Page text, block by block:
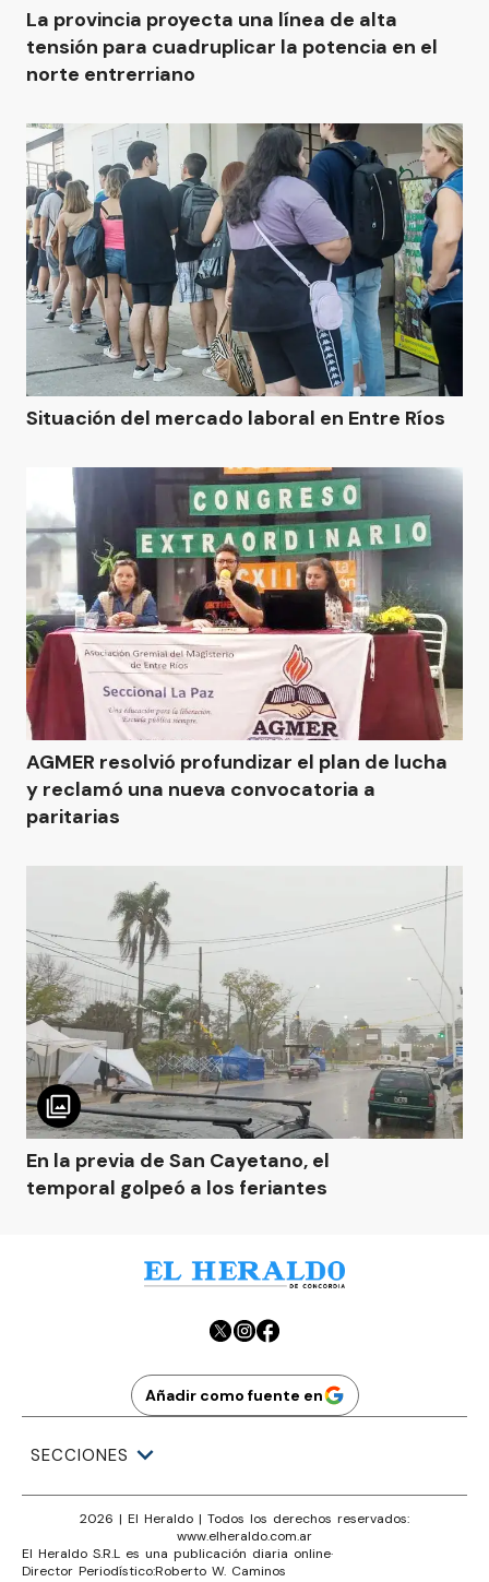
La provincia proyecta una línea de alta
tensión para cuadruplicar la potencia en el
norte entrerriano
Situación del mercado laboral en Entre Ríos
AGMER resolvió profundizar el plan de lucha
y reclamó una nueva convocatoria a
paritarias
En la previa de San Cayetano, el
temporal golpeó a los feriantes
Añadir como fuente en
SECCIONES
2026 | El Heraldo | Todos los derechos reservados:
www.elheraldo.com.ar
El Heraldo S.R.L es una publicación diaria online·
Director Periodístico:Roberto W. Caminos